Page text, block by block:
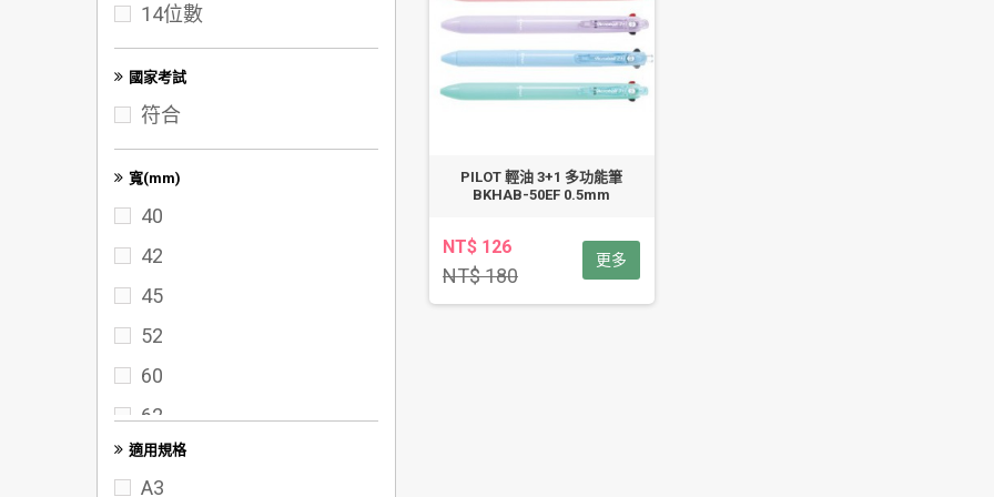
100K
14位數
國家考試
符合
寬(mm)
40
42
45
52
60
62
65
適用規格
A3
PILOT 輕油 3+1 多功能筆
BKHAB-50EF 0.5mm
NT$ 126
NT$ 180
更多